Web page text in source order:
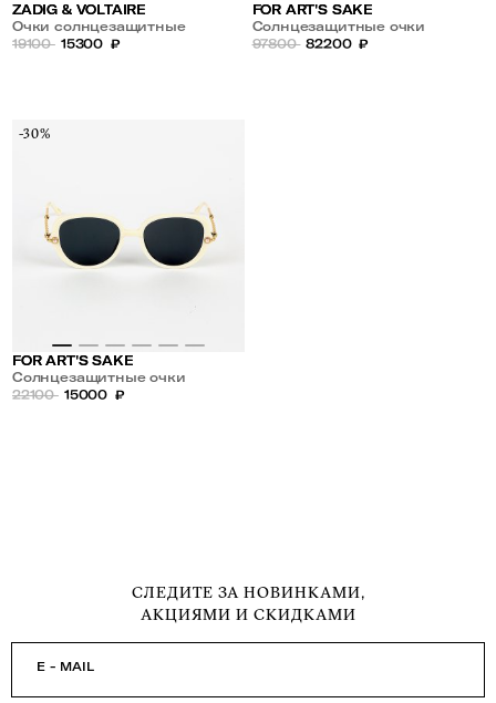
ZADIG & VOLTAIRE
Очки солнцезащитные
19100 15300 ₽
FOR ART'S SAKE
Солнцезащитные очки
97800 82200 ₽
-30%
FOR ART'S SAKE
Солнцезащитные очки
22100 15000 ₽
СЛЕДИТЕ ЗА НОВИНКАМИ,
АКЦИЯМИ И СКИДКАМИ
E - MAIL